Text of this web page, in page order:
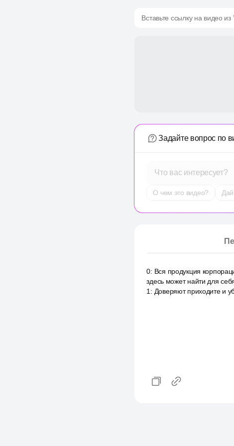
Вставьте ссылку на видео
Задайте вопрос по
Что вас интересует?
О чем это видео?
0: Вся продукция
здесь может найти для
1 : Доверяют приходите и